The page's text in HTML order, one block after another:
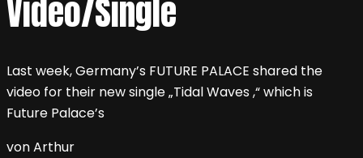
Video/Single
Last week, Germany’s FUTURE PALACE shared the
video for their new single „Tidal Waves ,“ which is
Future Palace’s
von Arthur